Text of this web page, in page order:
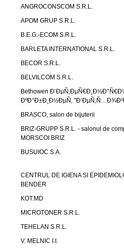
ANGROCONSCOM S.R.L.
APOM GRUP S.R.L.
B.E.G.-ECOM S.R.L.
BARLETA INTERNATIONAL S.R.L.
BECOR S.R.L.
BELVILCOM S.R.L.
Bethowen
ÐºÐ°Ð±Ð¸Ð½ÐµÑ‚
BRASCO, salon de bijuterii
BRIZ-GRUPP S.R.L. - salonul de
MORSCOI BRIZ
BUSUIOC S.A.
CENTRUL DE IGIENA SI
BENDER
KOT.MD
MICROTONER S.R.L.
TEHELAN S.R.L.
V. MELNIC I.I.